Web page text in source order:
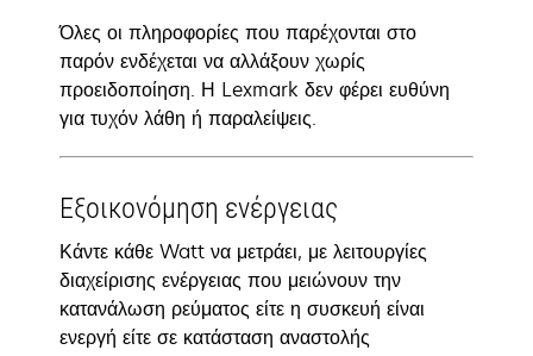
Όλες οι πληροφορίες που παρέχονται στο
παρόν ενδέχεται να αλλάξουν χωρίς
προειδοποίηση. Η Lexmark δεν φέρει ευθύνη
για τυχόν λάθη ή παραλείψεις.
Εξοικονόμηση ενέργειας
Κάντε κάθε Watt να μετράει, με λειτουργίες
διαχείρισης ενέργειας που μειώνουν την
κατανάλωση ρεύματος είτε η συσκευή είναι
ενεργή είτε σε κατάσταση αναστολής